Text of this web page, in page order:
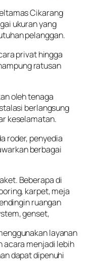
Cikarang
ukuran yang
pelanggan.
privat hingga
ratusan
oleh tenaga
berlangsung
keselamatan.
roder, penyedia
berbagai
Beberapa di
karpet, meja
ruangan
genset,
layanan
acara menjadi lebih
dapat dipenuhi